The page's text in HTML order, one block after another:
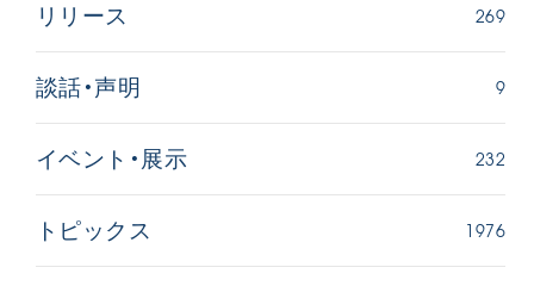
証言
リリース 269
談話・声明 9
イベント・展示 232
トピックス 1976